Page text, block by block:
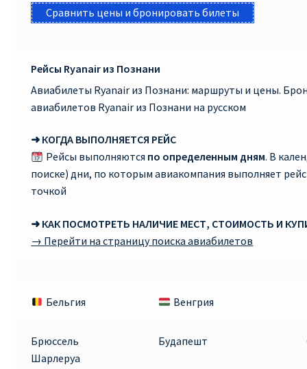
Сравнить цены и бронировать билеты
Рейсы Ryanair из Познани
Авиабилеты Ryanair из Познани: маршруты и цены.
авиабилетов Ryanair из Познани на русском
➜ КОГДА ВЫПОЛНЯЕТСЯ РЕЙС
Рейсы выполняются по определенным дням. В
поиске) дни, по которым авиакомпания выполняет
точкой
➜ КАК ПОСМОТРЕТЬ НАЛИЧИЕ МЕСТ, СТОИМОСТЬ И
→ Перейти на страницу поиска авиабилетов
Бельгия Венгрия
Брюссель
Шарлеруа
Будапешт